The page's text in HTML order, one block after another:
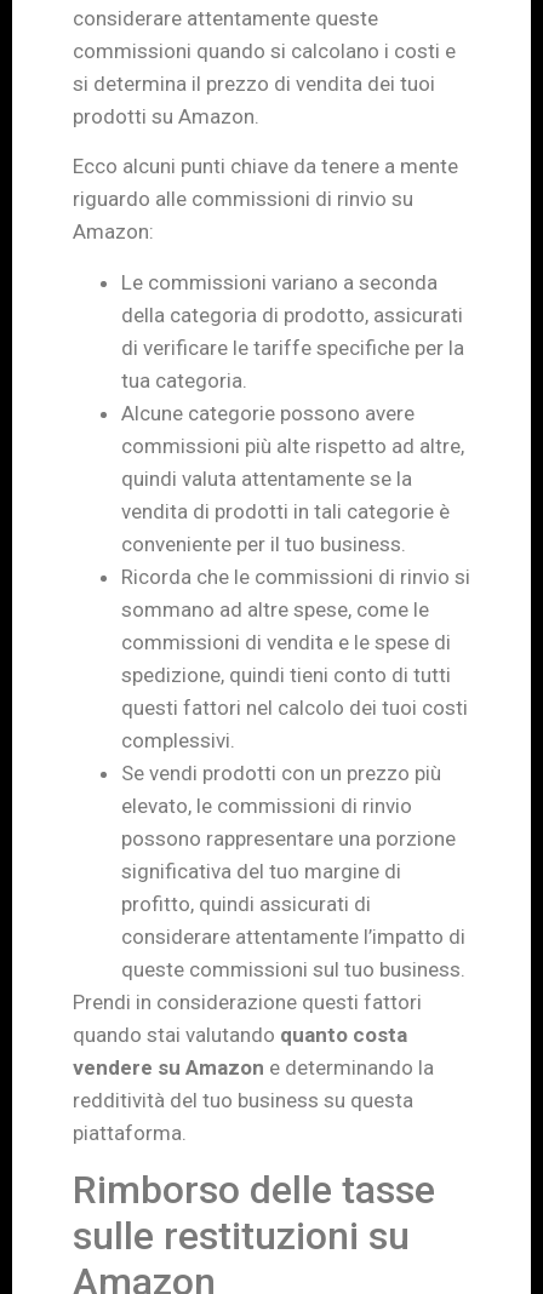
considerare attentamente queste
commissioni quando si calcolano i costi e
si determina il prezzo di vendita dei tuoi
prodotti su Amazon.
Ecco alcuni punti chiave da tenere a mente
riguardo alle commissioni di rinvio su
Amazon:
Le commissioni variano a seconda
della categoria di prodotto, assicurati
di verificare le tariffe specifiche per la
tua categoria.
Alcune categorie possono avere
commissioni più alte rispetto ad altre,
quindi valuta attentamente se la
vendita di prodotti in tali categorie è
conveniente per il tuo business.
Ricorda che le commissioni di rinvio si
sommano ad altre spese, come le
commissioni di vendita e le spese di
spedizione, quindi tieni conto di tutti
questi fattori nel calcolo dei tuoi costi
complessivi.
Se vendi prodotti con un prezzo più
elevato, le commissioni di rinvio
possono rappresentare una porzione
significativa del tuo margine di
profitto, quindi assicurati di
considerare attentamente l’impatto di
queste commissioni sul tuo business.
Prendi in considerazione questi fattori
quando stai valutando quanto costa
vendere su Amazon e determinando la
redditività del tuo business su questa
piattaforma.
Rimborso delle tasse
sulle restituzioni su
Amazon